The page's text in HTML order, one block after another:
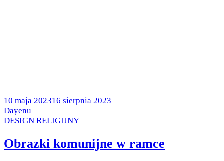
Posted
on
10 maja 202316 sierpnia 2023
by
Dayenu
Posted
DESIGN RELIGIJNY
Obrazki komunijne w ramce